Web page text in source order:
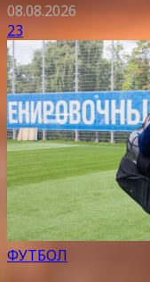
08.08.2026
23
ФУТБОЛ